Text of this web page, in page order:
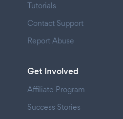
Tutorials
Contact Support
Report Abuse
Get Involved
Affiliate Program
Success Stories